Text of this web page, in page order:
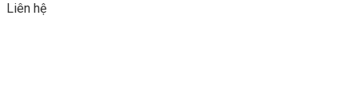
Liên hệ